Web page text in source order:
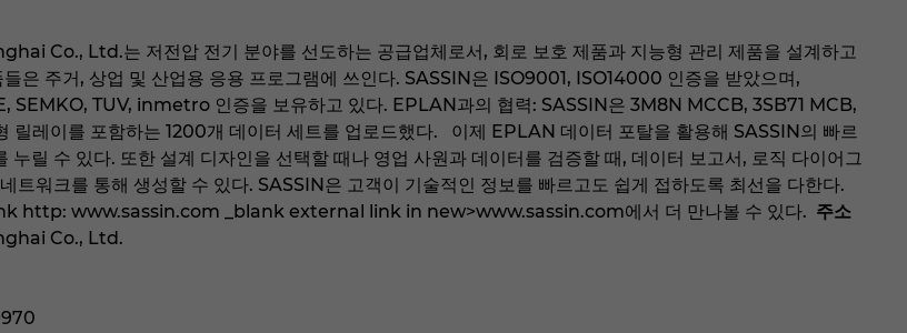
Co., Ltd.는 저전압 전기 분야를 선도하는 공급업체로서, 회로 보호 제품과 지능형 관리 제품을 설계하고
은 주거, 상업 및 산업용 응용 프로그램에 쓰인다. SASSIN은 ISO9001, ISO14000 인증을 받았으며,
SEMKO, TUV, inmetro 인증을 보유하고 있다. EPLAN과의 협력: SASSIN은 3M8N MCCB, 3SB71 MCB,
릴레이를 포함하는 1200개 데이터 세트를 업로드했다. 이제 EPLAN 데이터 포탈을 활용해 SASSIN의 빠르
누릴 수 있다. 또한 설계 디자인을 선택할 때나 영업 사원과 데이터를 검증할 때, 데이터 보고서, 로직 다이어그
트워크를 통해 생성할 수 있다. SASSIN은 고객이 기술적인 정보를 빠르고도 쉽게 접하도록 최선을 다한다.
http: www.sassin.com _blank external link in new>www.sassin.com에서 더 만나볼 수 있다. 주소
Co., Ltd.